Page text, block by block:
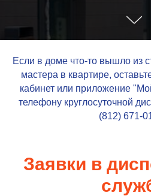
Если в доме что-то вышло из
мастера в квартире,
кабинет или приложение
телефону круглосуточной
(812) 671-
Заявки в